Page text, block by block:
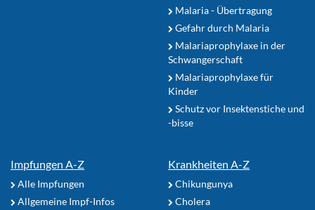
Malaria - Übertragung
Gefahr durch Malaria
Malariaprophylaxe in der
Schwangerschaft
Malariaprophylaxe für
Kinder
Schutz vor Insektenstiche und
-bisse
Impfungen A-Z
Alle Impfungen
Allgemeine Impf-Infos
Krankheiten A-Z
Chikungunya
Cholera